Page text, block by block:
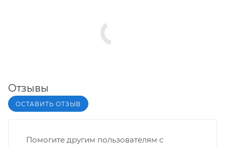
Отзывы
ОСТАВИТЬ ОТЗЫВ
Помогите другим пользователям с